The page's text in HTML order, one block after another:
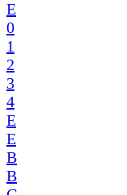
E
0
1
2
3
4
E
E
B
B